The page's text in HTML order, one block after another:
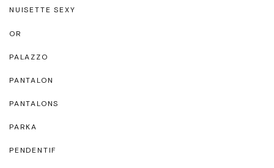
NUISETTE SEXY
OR
PALAZZO
PANTALON
PANTALONS
PARKA
PENDENTIF